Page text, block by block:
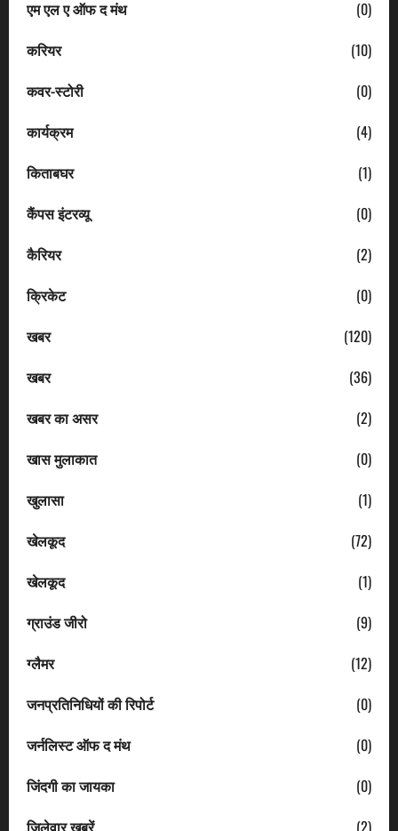
एम एल ए ऑफ द मंथ
(0)
करियर
(10)
कवर-स्टोरी
(0)
कार्यक्रम
(4)
किताबघर
(1)
कैंपस इंटरव्यू
(0)
कैरियर
(2)
क्रिकेट
(0)
खबर
(120)
खबर
(36)
खबर का असर
(2)
खास मुलाकात
(0)
खुलासा
(1)
खेलकूद
(72)
खेलकूद
(1)
ग्राउंड जीरो
(9)
ग्लैमर
(12)
जनप्रतिनिधियों की रिपोर्ट
(0)
जर्नलिस्ट ऑफ द मंथ
(0)
जिंदगी का जायका
(0)